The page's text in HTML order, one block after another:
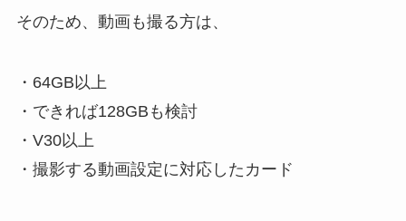
そのため、動画も撮る方は、
・64GB以上
・できれば128GBも検討
・V30以上
・撮影する動画設定に対応したカード